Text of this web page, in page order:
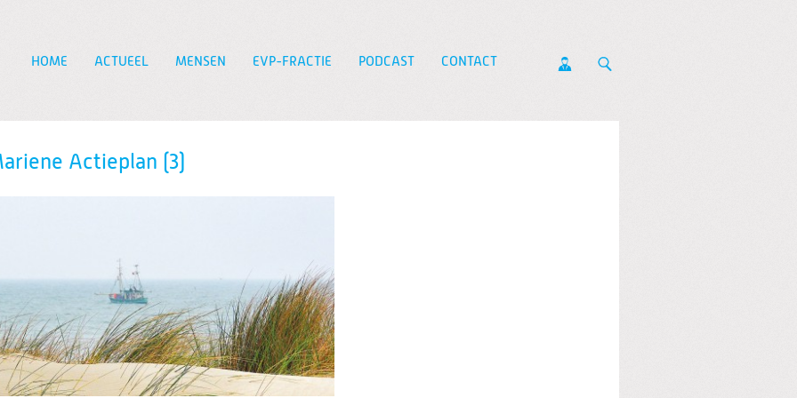
HOME ACTUEEL MENSEN EVP-FRACTIE PODCAST CONTACT
Actieplan (3)